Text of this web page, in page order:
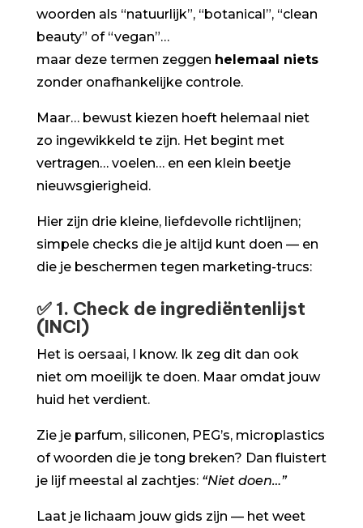
woorden als “natuurlijk”, “botanical”, “clean
beauty” of “vegan”…
maar deze termen zeggen helemaal niets
zonder onafhankelijke controle.
Maar… bewust kiezen hoeft helemaal niet
zo ingewikkeld te zijn. Het begint met
vertragen… voelen… en een klein beetje
nieuwsgierigheid.
Hier zijn drie kleine, liefdevolle richtlijnen;
simpele checks die je altijd kunt doen — en
die je beschermen tegen marketing-trucs:
✅ 1. Check de ingrediëntenlijst
(INCI)
Het is oersaai, I know. Ik zeg dit dan ook
niet om moeilijk te doen. Maar omdat jouw
huid het verdient.
Zie je parfum, siliconen, PEG’s, microplastics
of woorden die je tong breken? Dan fluistert
je lijf meestal al zachtjes: “Niet doen…”
Laat je lichaam jouw gids zijn — het weet